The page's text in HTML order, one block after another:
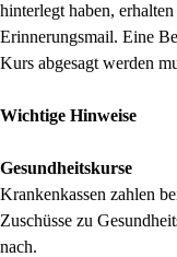
hinterlegt haben,
Erinnerungsmail. Eine
Kurs abgesagt werden
Wichtige Hinweise
Gesundheitskurse
Krankenkassen zahlen
Zuschüsse zu
nach.